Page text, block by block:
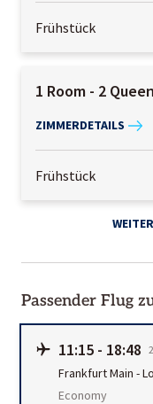
Frühstück
1 Room - 2
ZIMMERDETAILS
Frühstück
Passender Flug
11:15 - 18:48
Frankfurt Main -
Economy